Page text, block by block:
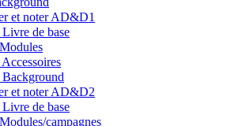
et noter AD&D1
de base
et noter AD&D2
de base
campagnes